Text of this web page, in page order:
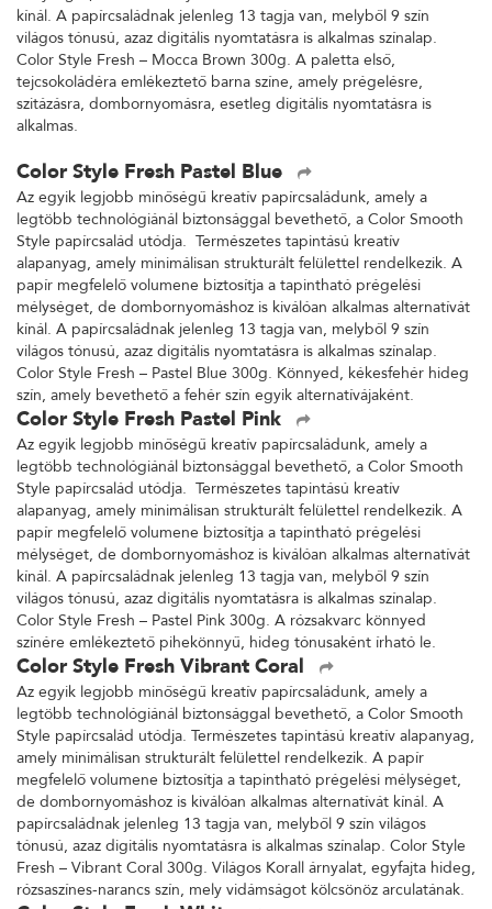
kínál. A papírcsaládnak jelenleg 13 tagja van, melyből 9 szín
világos tónusú, azaz digitális nyomtatásra is alkalmas színalap.
Color Style Fresh – Mocca Brown 300g. A paletta első,
tejcsokoládéra emlékeztető barna színe, amely prégelésre,
szitázásra, dombornyomásra, esetleg digitális nyomtatásra is
alkalmas.
Color Style Fresh Pastel Blue
Az egyik legjobb minőségű kreatív papírcsaládunk, amely a
legtöbb technológiánál biztonsággal bevethető, a Color Smooth
Style papírcsalád utódja. Természetes tapintású kreatív
alapanyag, amely minimálisan strukturált felülettel rendelkezik. A
papír megfelelő volumene biztosítja a tapintható prégelési
mélységet, de dombornyomáshoz is kiválóan alkalmas alternatívát
kínál. A papírcsaládnak jelenleg 13 tagja van, melyből 9 szín
világos tónusú, azaz digitális nyomtatásra is alkalmas színalap.
Color Style Fresh – Pastel Blue 300g. Könnyed, kékesfehér hideg
szín, amely bevethető a fehér szín egyik alternatívájaként.
Color Style Fresh Pastel Pink
Az egyik legjobb minőségű kreatív papírcsaládunk, amely a
legtöbb technológiánál biztonsággal bevethető, a Color Smooth
Style papírcsalád utódja. Természetes tapintású kreatív
alapanyag, amely minimálisan strukturált felülettel rendelkezik. A
papír megfelelő volumene biztosítja a tapintható prégelési
mélységet, de dombornyomáshoz is kiválóan alkalmas alternatívát
kínál. A papírcsaládnak jelenleg 13 tagja van, melyből 9 szín
világos tónusú, azaz digitális nyomtatásra is alkalmas színalap.
Color Style Fresh – Pastel Pink 300g. A rózsakvarc könnyed
színére emlékeztető pihekönnyű, hideg tónusaként írható le.
Color Style Fresh Vibrant Coral
Az egyik legjobb minőségű kreatív papírcsaládunk, amely a
legtöbb technológiánál biztonsággal bevethető, a Color Smooth
Style papírcsalád utódja. Természetes tapintású kreatív alapanyag,
amely minimálisan strukturált felülettel rendelkezik. A papír
megfelelő volumene biztosítja a tapintható prégelési mélységet,
de dombornyomáshoz is kiválóan alkalmas alternatívát kínál. A
papírcsaládnak jelenleg 13 tagja van, melyből 9 szín világos
tónusú, azaz digitális nyomtatásra is alkalmas színalap. Color Style
Fresh – Vibrant Coral 300g. Világos Korall árnyalat, egyfajta hideg,
rózsaszínes-narancs szín, mely vidámságot kölcsönöz arculatának.